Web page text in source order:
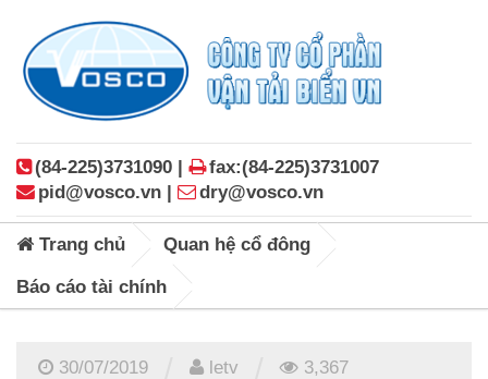
(84-225)3731090 |
fax:(84-225)3731007
pid@vosco.vn |
dry@vosco.vn
Trang chủ Quan hệ cổ đông
Báo cáo tài chính
30/07/2019 letv 3,367